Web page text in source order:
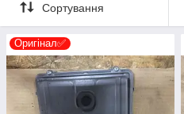
Сортування
Оригінал✅